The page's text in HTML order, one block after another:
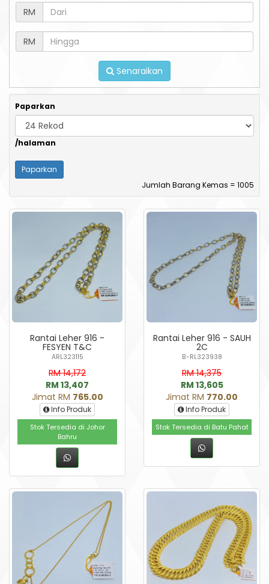
RM
RM
Senaraikan
Paparkan
/halaman
Jumlah Barang Kemas = 1005
Rantai Leher 916 -
FESYEN T&C
ARL323115
RM 14,172
RM 13,407
Jimat RM 765.00
Info Produk
Stok Tersedia di Johor
Bahru
Rantai Leher 916 - SAUH
2C
B-RL323938
RM 14,375
RM 13,605
Jimat RM 770.00
Info Produk
Stok Tersedia di Batu Pahat